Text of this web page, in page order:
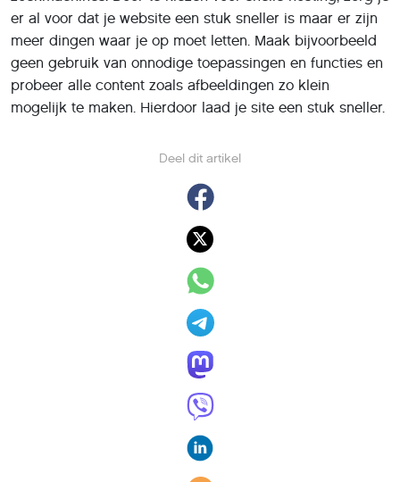
Deel dit artikel
er al voor dat je website een stuk sneller is maar er zijn
meer dingen waar je op moet letten. Maak bijvoorbeeld
geen gebruik van onnodige toepassingen en functies en
probeer alle content zoals afbeeldingen zo klein
mogelijk te maken. Hierdoor laad je site een stuk sneller.